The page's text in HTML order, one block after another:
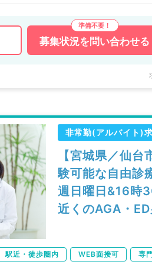
募集状況を 問い合わせる
非常勤(アルバイト)
【宮城県／仙
験可能な自由診
週日曜日&16時
近くのAGA・
駅近・徒歩圏内 WEB面接可 専